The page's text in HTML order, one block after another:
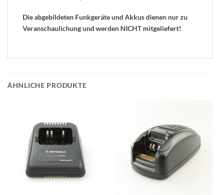
Die abgebildeten Funkgeräte und Akkus dienen nur zu
Veranschaulichung und werden NICHT mitgeliefert!
ÄHNLICHE PRODUKTE